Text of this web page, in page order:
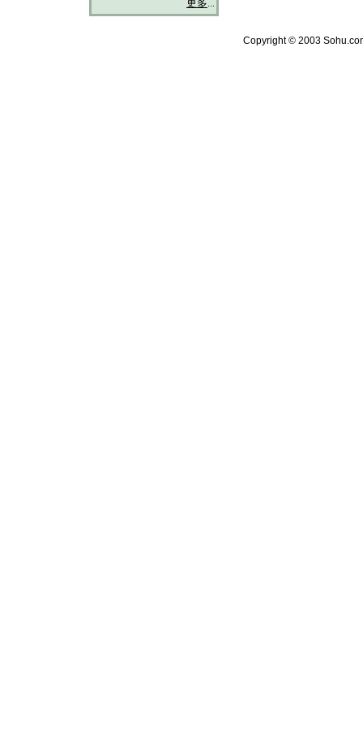
更多...
Copyright © 2003